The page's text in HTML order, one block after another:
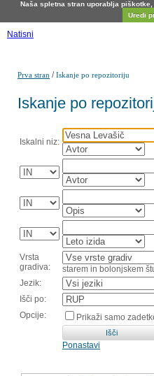
Naša spletna stran uporablja
Uredi
Natisni
Prva stran /Iskanje po repozitoriju
Iskanje po
Iskalni niz:
Vrsta
gradiva:
starem in bolonjskem
Jezik:
Išči po:
Opcije:
Prikaži samo
Ponastavi